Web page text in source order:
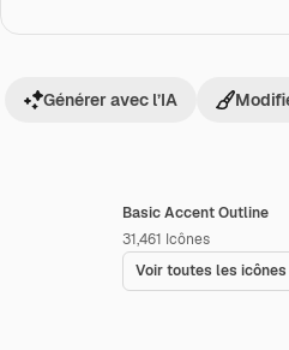
Basic Accent Outline
31,461 Icônes
Voir toutes les icônes
Générer avec l’IA